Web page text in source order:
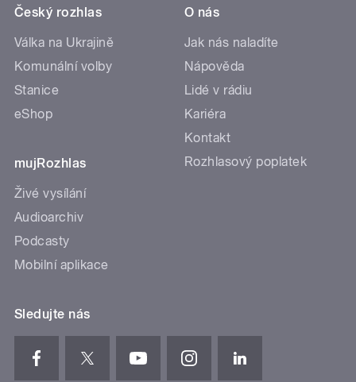
Český rozhlas
Válka na Ukrajině
Komunální volby
Stanice
eShop
mujRozhlas
Živé vysílání
Audioarchiv
Podcasty
Mobilní aplikace
O nás
Jak nás naladíte
Nápověda
Lidé v rádiu
Kariéra
Kontakt
Rozhlasový poplatek
Sledujte nás